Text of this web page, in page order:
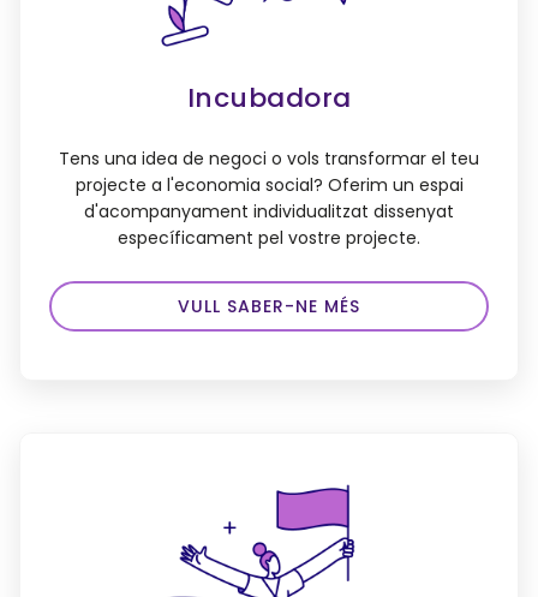
Incubadora
Tens una idea de negoci o vols transformar el teu
projecte a l'economia social? Oferim un espai
d'acompanyament individualitzat dissenyat
específicament pel vostre projecte.
VULL SABER-NE MÉS